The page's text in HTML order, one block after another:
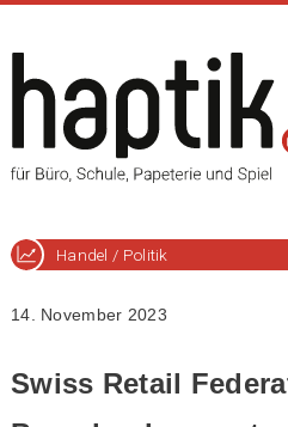
Handel / Politik
14. November 2023
Swiss Retail